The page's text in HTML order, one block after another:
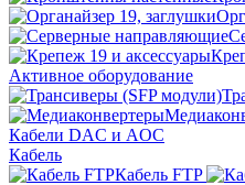
Активное оборудование
Кабели DAC и AOC
Кабель
Кабель FTP